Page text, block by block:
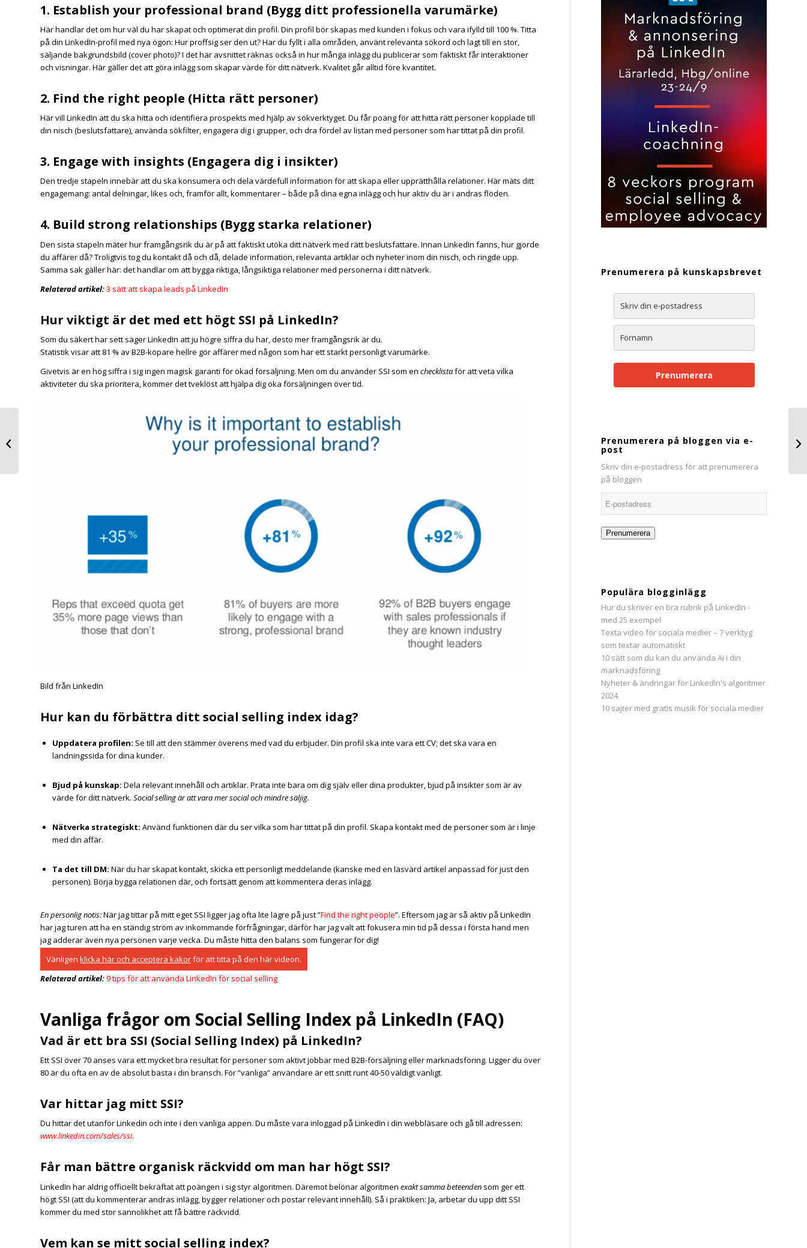
1. Establish your professional brand (Bygg ditt professionella varumärke)
Här handlar det om hur väl du har skapat och optimerat din profil. Din profil bör skapas med kunden i fokus och vara ifylld till 100 %. Titta
på din LinkedIn-profil med nya ögon: Hur proffsig ser den ut? Har du fyllt i alla områden, använt relevanta sökord och lagt till en stor,
säljande bakgrundsbild (cover photo)? I det här avsnittet räknas också in hur många inlägg du publicerar som faktiskt får interaktioner
och visningar. Här gäller det att göra inlägg som skapar värde för ditt nätverk. Kvalitet går alltid före kvantitet.
2. Find the right people (Hitta rätt personer)
Här vill LinkedIn att du ska hitta och identifiera prospekts med hjälp av sökverktyget. Du får poäng för att hitta rätt personer kopplade till
din nisch (beslutsfattare), använda sökfilter, engagera dig i grupper, och dra fördel av listan med personer som har tittat på din profil.
3. Engage with insights (Engagera dig i insikter)
Den tredje stapeln innebär att du ska konsumera och dela värdefull information för att skapa eller upprätthålla relationer. Här mäts ditt
engagemang: antal delningar, likes och, framför allt, kommentarer – både på dina egna inlägg och hur aktiv du är i andras flöden.
4. Build strong relationships (Bygg starka relationer)
Den sista stapeln mäter hur framgångsrik du är på att faktiskt utöka ditt nätverk med rätt beslutsfattare. Innan LinkedIn fanns, hur gjorde
du affärer då? Troligtvis tog du kontakt då och då, delade information, relevanta artiklar och nyheter inom din nisch, och ringde upp.
Samma sak gäller här: det handlar om att bygga riktiga, långsiktiga relationer med personerna i ditt nätverk.
Relaterad artikel:3 sätt att skapa leads på LinkedIn
Hur viktigt är det med ett högt SSI på LinkedIn?
Som du säkert har sett säger LinkedIn att ju högre siffra du har, desto mer framgångsrik är du.
Statistik visar att 81 % av B2B-köpare hellre gör affärer med någon som har ett starkt personligt varumärke.
Givetvis är en hög siffra i sig ingen magisk garanti för ökad försäljning. Men om du använder SSI som en checklistaför att veta vilka
aktiviteter du ska prioritera, kommer det tveklöst att hjälpa dig öka försäljningen över tid.
Bild från LinkedIn
Hur kan du förbättra ditt social selling index idag?
Uppdatera profilen: Se till att den stämmer överens med vad du erbjuder. Din profil ska inte vara ett CV; det ska vara en
landningssida för dina kunder.
Bjud på kunskap: Dela relevant innehåll och artiklar. Prata inte bara om dig själv eller dina produkter, bjud på insikter som är av
värde för ditt nätverk. Social selling är att vara mer social och mindre säljig.
Nätverka strategiskt: Använd funktionen där du ser vilka som har tittat på din profil. Skapa kontakt med de personer som är i linje
med din affär.
Ta det till DM: När du har skapat kontakt, skicka ett personligt meddelande (kanske med en läsvärd artikel anpassad för just den
personen). Börja bygga relationen där, och fortsätt genom att kommentera deras inlägg.
En personlig notis:När jag tittar på mitt eget SSI ligger jag ofta lite lägre på just ”Find the right people”. Eftersom jag är så aktiv på LinkedIn
har jag turen att ha en ständig ström av inkommande förfrågningar, därför har jag valt att fokusera min tid på dessa i första hand men
jag adderar även nya personen varje vecka. Du måste hitta den balans som fungerar för dig!
Vänligen klicka här och acceptera kakorför att titta på den här videon.
Relaterad artikel:9 tips för att använda LinkedIn för social selling
Vanliga frågor om Social Selling Index på LinkedIn (FAQ)
Vad är ett bra SSI (Social Selling Index) på LinkedIn?
Ett SSI över 70 anses vara ett mycket bra resultat för personer som aktivt jobbar med B2B-försäljning eller marknadsföring. Ligger du över
80 är du ofta en av de absolut bästa i din bransch. För ”vanliga” användare är ett snitt runt 40-50 väldigt vanligt.
Var hittar jag mitt SSI?
Du hittar det utanför Linkedin och inte i den vanliga appen. Du måste vara inloggad på LinkedIn i din webbläsare och gå till adressen:
www.linkedin.com/sales/ssi.
Får man bättre organisk räckvidd om man har högt SSI?
LinkedIn har aldrig officiellt bekräftat att poängen i sig styr algoritmen. Däremot belönar algoritmen exakt samma beteenden som ger ett
högt SSI (att du kommenterar andras inlägg, bygger relationer och postar relevant innehåll). Så i praktiken: Ja, arbetar du upp ditt SSI
kommer du med stor sannolikhet att få bättre räckvidd.
Vem kan se mitt social selling index?
Prenumerera på kunskapsbrevet
Prenumerera
Prenumerera på bloggen via e-
post
Skriv din e-postadress för att prenumerera
på bloggen
postadress
Prenumerera
Populära blogginlägg
Hur du skriver en bra rubrik på LinkedIn -
med 25 exempel
Texta video för sociala medier – 7 verktyg
som textar automatiskt
10 sätt som du kan du använda AI i din
marknadsföring
Nyheter & ändringar för LinkedIn's algoritmer
2024
10 sajter med gratis musik för sociala medier